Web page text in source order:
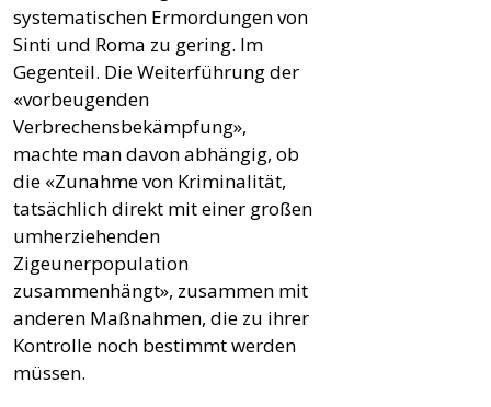
systematischen Ermordungen von
Sinti und Roma zu gering. Im
Gegenteil. Die Weiterführung der
«vorbeugenden
Verbrechensbekämpfung»,
machte man davon abhängig, ob
die «Zunahme von Kriminalität,
tatsächlich direkt mit einer großen
umherziehenden
Zigeunerpopulation
zusammenhängt», zusammen mit
anderen Maßnahmen, die zu ihrer
Kontrolle noch bestimmt werden
müssen.